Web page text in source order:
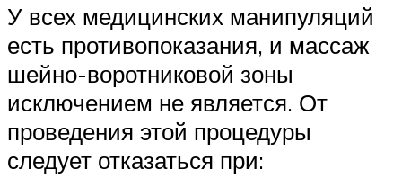
У всех медицинских манипуляций
есть противопоказания, и массаж
шейно-воротниковой зоны
исключением не является. От
проведения этой процедуры
следует отказаться при: